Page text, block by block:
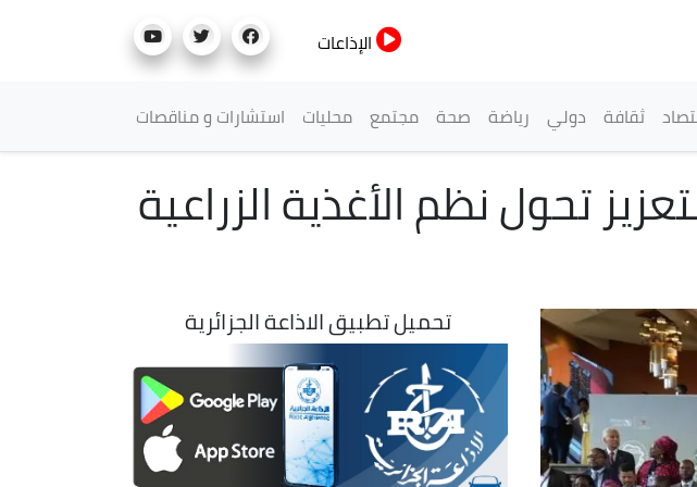
الإذاعات
ثقافة دولي رياضة صحة مجتمع محليات استشارات و مناقصات
تحول نظم الأغذية الزراعية
تحميل تطبيق الاذاعة الجزائرية